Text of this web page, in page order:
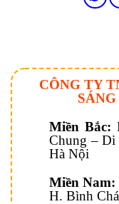
CÔNG TY
Miền Bắc:
Chung – Di
Hà Nội
Miền Nam:
H. Bình